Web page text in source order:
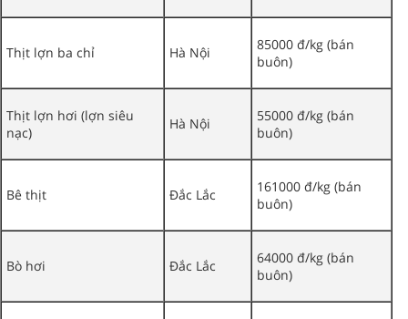
Thịt lợn ba chỉ Hà Nội
85000 đ/kg (bán
buôn)
Thịt lợn hơi (lợn siêu
nạc)
Hà Nội
55000 đ/kg (bán
buôn)
Bê thịt Đắc Lắc
161000 đ/kg (bán
buôn)
Bò hơi Đắc Lắc
64000 đ/kg (bán
buôn)